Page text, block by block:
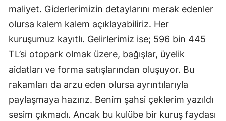
Muş
Nevşehir
Niğde
Ordu
Sakarya
maliyet. Giderlerimizin detaylarını merak edenler
olursa kalem kalem açıklayabiliriz. Her
kuruşumuz kayıtlı. Gelirlerimiz ise; 596 bin 445
TL’si otopark olmak üzere, bağışlar, üyelik
aidatları ve forma satışlarından oluşuyor. Bu
rakamları da arzu eden olursa ayrıntılarıyla
paylaşmaya hazırız. Benim şahsi çeklerim yazıldı
sesim çıkmadı. Ancak bu kulübe bir kuruş faydası